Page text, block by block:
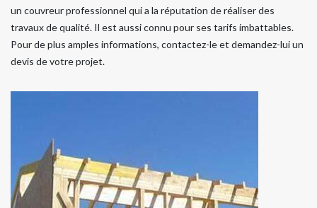
un couvreur professionnel qui a la réputation de réaliser des
travaux de qualité. Il est aussi connu pour ses tarifs imbattables.
Pour de plus amples informations, contactez-le et demandez-lui un
devis de votre projet.